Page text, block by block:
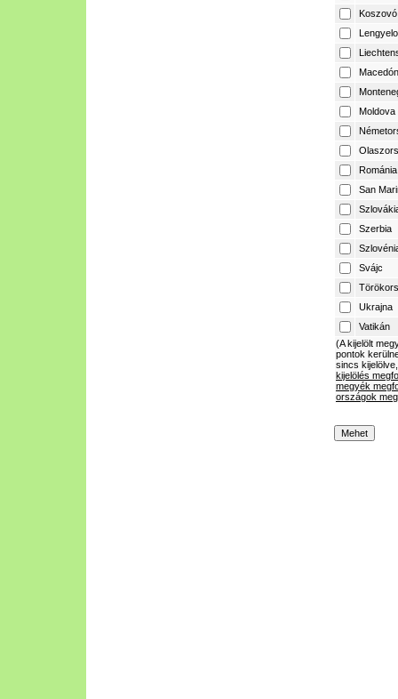
Koszovó
Moldova
Románia
San
Szerbia
Svájc
Ukrajna
Vatikán
(A kijelölt
pontok
sincs
kijelölés
megyék
országok